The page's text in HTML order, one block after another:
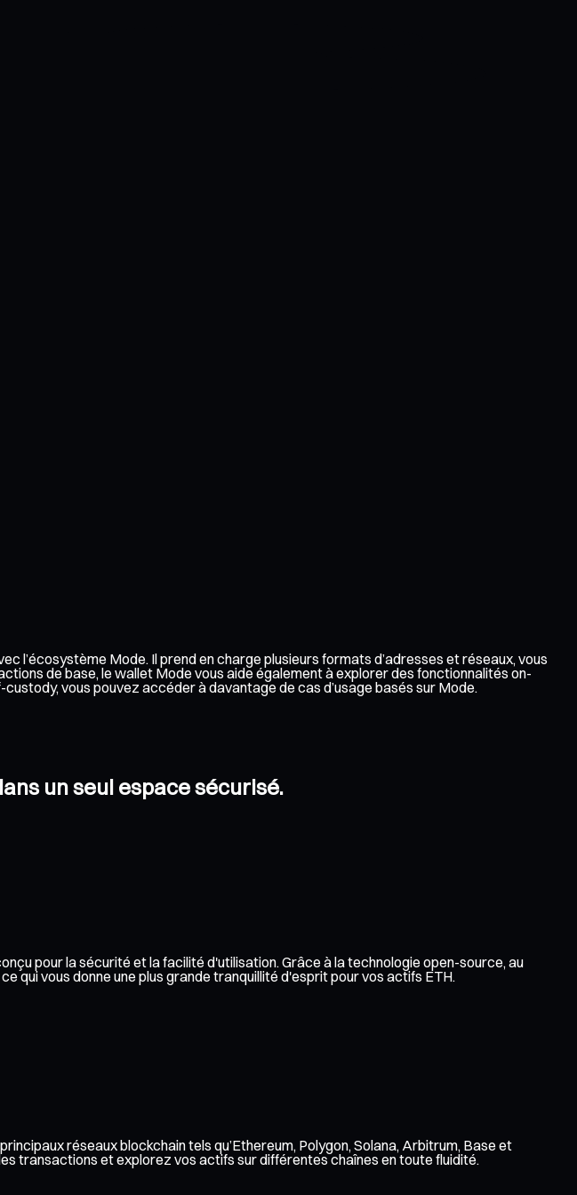
l’écosystème Mode. Il prend en charge plusieurs formats d’adresses et réseaux, vous
de base, le wallet Mode vous aide également à explorer des fonctionnalités on-
vous pouvez accéder à davantage de cas d’usage basés sur Mode.
un seul espace sécurisé.
pour la sécurité et la facilité d'utilisation. Grâce à la technologie open-source, au
qui vous donne une plus grande tranquillité d'esprit pour vos actifs ETH.
réseaux blockchain tels qu’Ethereum, Polygon, Solana, Arbitrum, Base et
transactions et explorez vos actifs sur différentes chaînes en toute fluidité.